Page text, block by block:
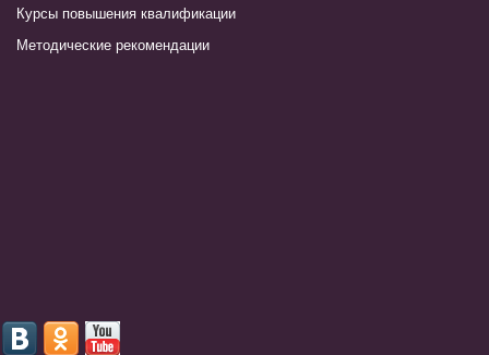
Курсы повышения квалификации
Методические рекомендации